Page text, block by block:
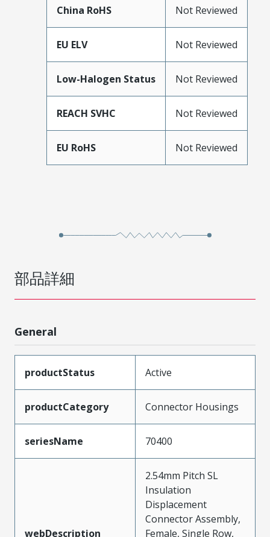
China RoHS Not Reviewed
EU ELV Not Reviewed
Low-Halogen Status Not Reviewed
REACH SVHC Not Reviewed
EU RoHS Not Reviewed
部品詳細
General
productStatus Active
productCategory Connector Housings
seriesName 70400
webDescription
2.54mm Pitch SL
Insulation
Displacement
Connector Assembly,
Female, Single Row,